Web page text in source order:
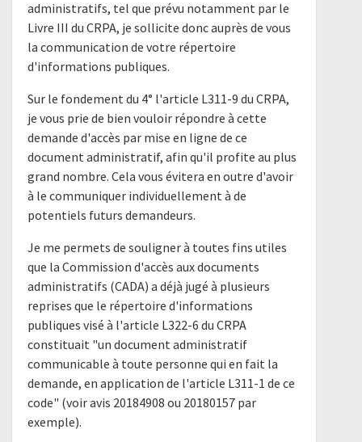
administratifs, tel que prévu notamment par le
Livre III du CRPA, je sollicite donc auprès de vous
la communication de votre répertoire
d'informations publiques.
Sur le fondement du 4° l'article L311-9 du CRPA,
je vous prie de bien vouloir répondre à cette
demande d'accès par mise en ligne de ce
document administratif, afin qu'il profite au plus
grand nombre. Cela vous évitera en outre d'avoir
à le communiquer individuellement à de
potentiels futurs demandeurs.
Je me permets de souligner à toutes fins utiles
que la Commission d'accès aux documents
administratifs (CADA) a déjà jugé à plusieurs
reprises que le répertoire d'informations
publiques visé à l'article L322-6 du CRPA
constituait "un document administratif
communicable à toute personne qui en fait la
demande, en application de l'article L311-1 de ce
code" (voir avis 20184908 ou 20180157 par
exemple).